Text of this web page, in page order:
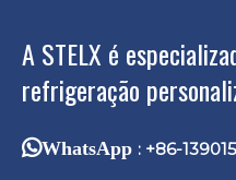
A STELX é
refrigeração
WhatsApp : +86-